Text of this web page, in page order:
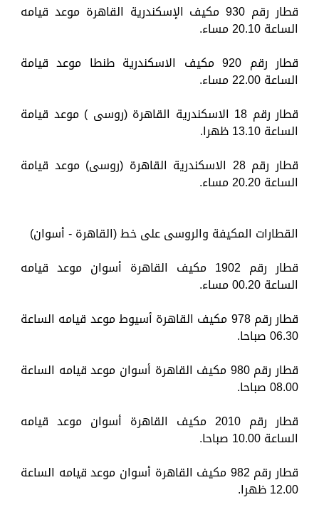
قطار رقم 930 مكيف الإسكندرية القاهرة موعد قيامه
الساعة 20.10 مساء.
قطار رقم 920 مكيف الاسكندرية طنطا موعد قيامة
الساعة 22.00 مساء.
قطار رقم 18 الاسكندرية القاهرة (روسى ) موعد قيامة
الساعة 13.10 ظهرا.
قطار رقم 28 الاسكندرية القاهرة (روسى) موعد قيامة
الساعة 20.20 مساء.
القطارات المكيفة والروسى على خط (القاهرة - أسوان)
قطار رقم 1902 مكيف القاهرة أسوان موعد قيامه
الساعة 00.20 مساء.
قطار رقم 978 مكيف القاهرة أسيوط موعد قيامه الساعة
06.30 صباحا.
قطار رقم 980 مكيف القاهرة أسوان موعد قيامه الساعة
08.00 صباحا.
قطار رقم 2010 مكيف القاهرة أسوان موعد قيامه
الساعة 10.00 صباحا.
قطار رقم 982 مكيف القاهرة أسوان موعد قيامه الساعة
12.00 ظهرا.